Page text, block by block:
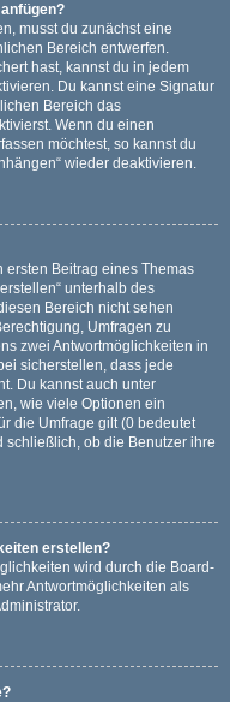
musst du zunächst eine
Bereich entwerfen.
hast, kannst du in jedem
Du kannst eine Signatur
Bereich das
Wenn du einen
möchtest, so kannst du
wieder deaktivieren.
ersten Beitrag eines Themas
unterhalb des
Bereich nicht sehen
Umfragen zu
zwei Antwortmöglichkeiten in
sicherstellen, dass jede
Du kannst auch unter
wie viele Optionen ein
die Umfrage gilt (0 bedeutet
ob die Benutzer ihre
erstellen?
wird durch die Board-
Antwortmöglichkeiten als